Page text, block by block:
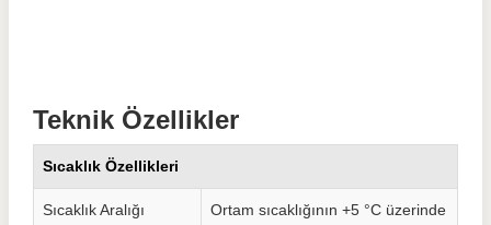
Teknik Özellikler
Sıcaklık Özellikleri
Sıcaklık Aralığı
Ortam sıcaklığının +5 °C üzerinde